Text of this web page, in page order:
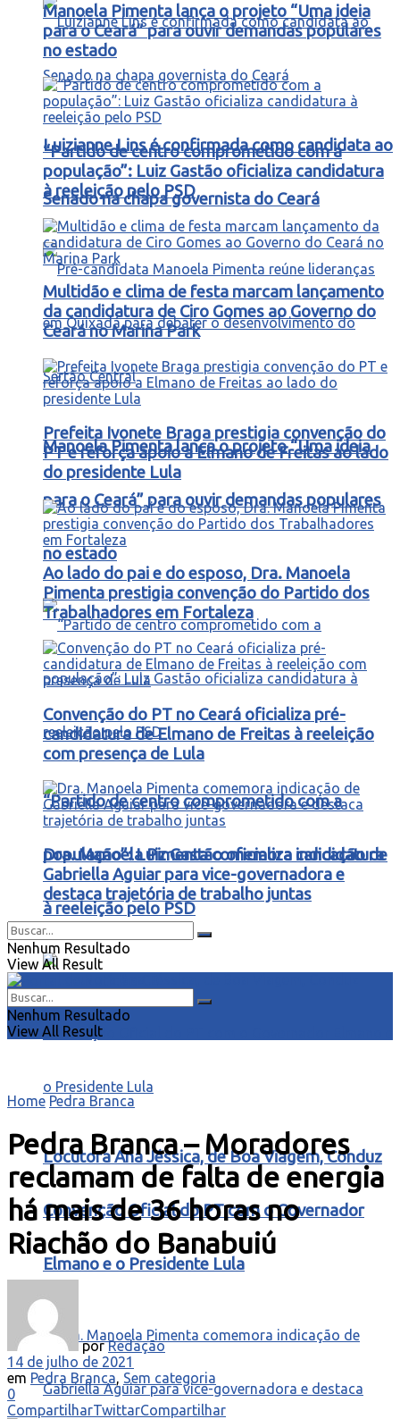
Luizianne Lins é confirmada como candidata ao
Senado na chapa governista do Ceará
Manoela Pimenta lança o projeto “Uma ideia
para o Ceará” para ouvir demandas populares
no estado
“Partido de centro comprometido com a
população”: Luiz Gastão oficializa candidatura
à reeleição pelo PSD
Locutora Ana Jéssica, de Boa Viagem, Conduz
Convenção Oficial do PT com o Governador
Elmano e o Presidente Lula
Manoela Pimenta lança o projeto “Uma ideia
para o Ceará” para ouvir demandas populares
no estado
“Partido de centro comprometido com a
população”: Luiz Gastão oficializa candidatura
à reeleição pelo PSD
Multidão e clima de festa marcam lançamento
da candidatura de Ciro Gomes ao Governo do
Ceará no Marina Park
Prefeita Ivonete Braga prestigia convenção do
PT e reforça apoio a Elmano de Freitas ao lado
do presidente Lula
Ao lado do pai e do esposo, Dra. Manoela
Pimenta prestigia convenção do Partido dos
Trabalhadores em Fortaleza
Convenção do PT no Ceará oficializa pré-
candidatura de Elmano de Freitas à reeleição
com presença de Lula
Dra. Manoela Pimenta comemora indicação de
Gabriella Aguiar para vice-governadora e
destaca trajetória de trabalho juntas
Nenhum Resultado
View All Result
Nenhum Resultado
View All Result
Home Pedra Branca
Pedra Branca – Moradores
reclamam de falta de energia
há mais de 36 horas no
Riachão do Banabuiú
por Redação
14 de julho de 2021
em Pedra Branca, Sem categoria
0
CompartilharTwittarCompartilhar